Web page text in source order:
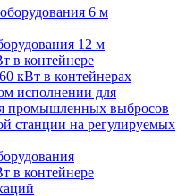
6 м
12 м
в контейнере
кВт в контейнерах
исполнении для
промышленных выбросов
станции на регулируемых
в контейнере